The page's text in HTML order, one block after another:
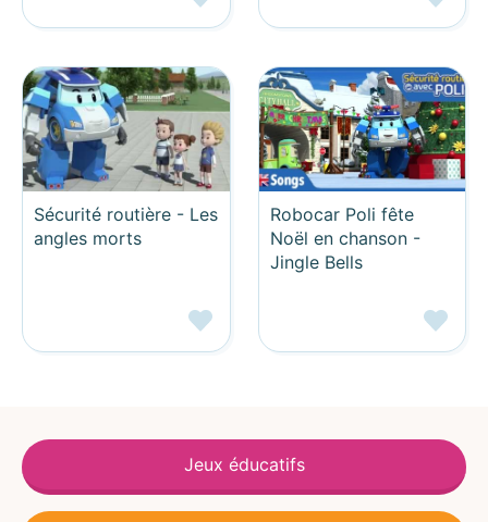
Sécurité routière - Les
angles morts
Robocar Poli fête
Noël en chanson -
Jingle Bells
Jeux éducatifs